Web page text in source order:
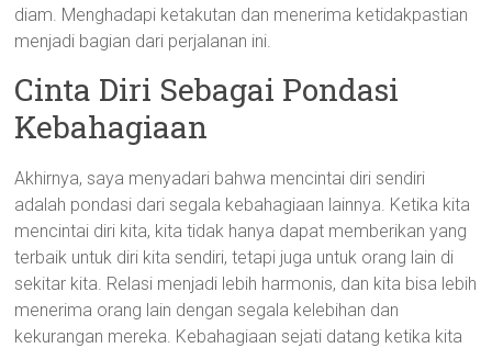
diam. Menghadapi ketakutan dan menerima ketidakpastian
menjadi bagian dari perjalanan ini.
Cinta Diri Sebagai Pondasi
Kebahagiaan
Akhirnya, saya menyadari bahwa mencintai diri sendiri
adalah pondasi dari segala kebahagiaan lainnya. Ketika kita
mencintai diri kita, kita tidak hanya dapat memberikan yang
terbaik untuk diri kita sendiri, tetapi juga untuk orang lain di
sekitar kita. Relasi menjadi lebih harmonis, dan kita bisa lebih
menerima orang lain dengan segala kelebihan dan
kekurangan mereka. Kebahagiaan sejati datang ketika kita